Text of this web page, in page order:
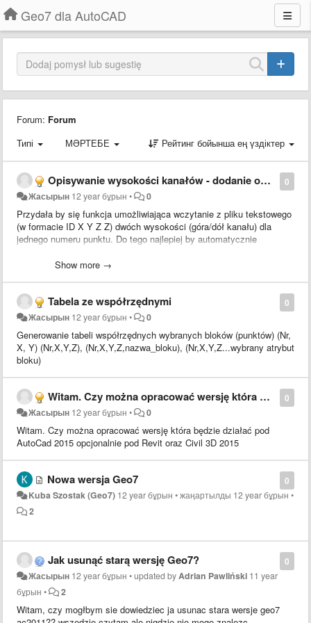
Geo7 dla AutoCAD
Forum: Forum
Типі
МӘРТЕБЕ Рейтинг бойынша ең үздіктер
0
Opisywanie wysokości kanałów - dodanie opisu na odnośniku dla wsp: ID X Y Z Z
Жасырын 12 year бұрын • 0
Przydała by się funkcja umożliwiająca wczytanie z pliku tekstowego
(w formacie ID X Y Z Z) dwóch wysokości (góra/dół kanału) dla
jednego numeru punktu. Do tego najlepiej by automatycznie
wysokości.Show more →
0
Tabela ze współrzędnymi
Жасырын 12 year бұрын • 0
Generowanie tabeli współrzędnych wybranych bloków (punktów) (Nr,
X, Y) (Nr,X,Y,Z), (Nr,X,Y,Z,nazwa_bloku), (Nr,X,Y,Z...wybrany atrybut
bloku)
0
Witam. Czy można opracować wersję która będzie działać pod AutoCad 2015 ?
Жасырын 12 year бұрын • 0
Witam. Czy można opracować wersję która będzie działać pod
AutoCad 2015 opcjonalnie pod Revit oraz Civil 3D 2015
0
Nowa wersja Geo7
Kuba Szostak (Geo7) 12 year бұрын •жаңартылды 12 year бұрын •
2
0
Jak usunąć starą wersję Geo7?
Жасырын 12 year бұрын •updated byAdrian Pawliński 11 year
бұрын • 2
Witam, czy mogłbym sie dowiedziec ja usunac stara wersje geo7